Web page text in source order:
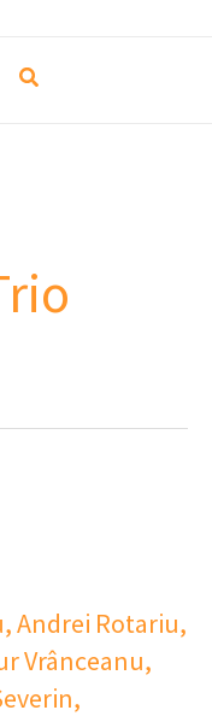
,Andrei Rotariu,
Vrânceanu,
,